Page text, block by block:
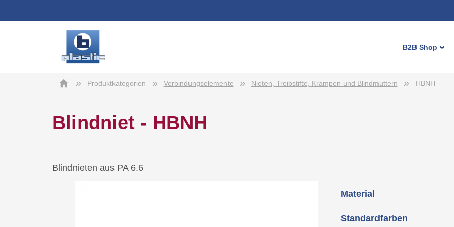
Benutzername
Passwort
b-
plastic
B2B Shop›
Startseite
» Produktkategorien » Verbindungselemente » Nieten, Treibstifte, Krampen und Blindmuttern » HBNH
Blindniet - HBNH
Blindnieten aus PA 6.6
Material
Polyamid 6.6 (PA 6.6)
Standardfarben